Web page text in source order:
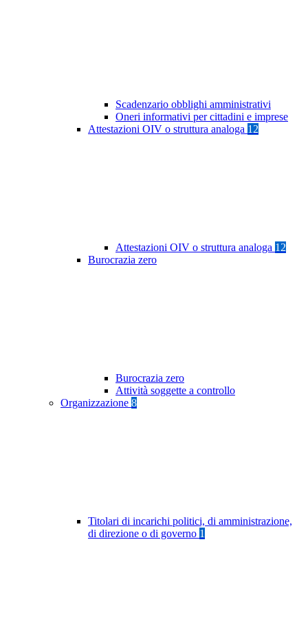
Scadenzario obblighi amministrativi
Oneri informativi per cittadini e imprese
Attestazioni OIV o struttura analoga 12
Attestazioni OIV o struttura analoga 12
Burocrazia zero
Burocrazia zero
Attività soggette a controllo
Organizzazione 8
Titolari di incarichi politici, di amministrazione,
di direzione o di governo 1